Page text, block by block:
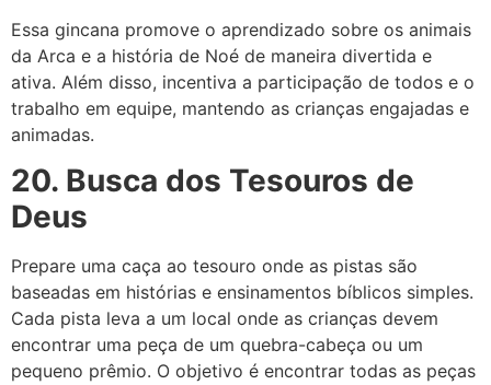
Essa gincana promove o aprendizado sobre os animais
da Arca e a história de Noé de maneira divertida e
ativa. Além disso, incentiva a participação de todos e o
trabalho em equipe, mantendo as crianças engajadas e
animadas.
20. Busca dos Tesouros de
Deus
Prepare uma caça ao tesouro onde as pistas são
baseadas em histórias e ensinamentos bíblicos simples.
Cada pista leva a um local onde as crianças devem
encontrar uma peça de um quebra-cabeça ou um
pequeno prêmio. O objetivo é encontrar todas as peças